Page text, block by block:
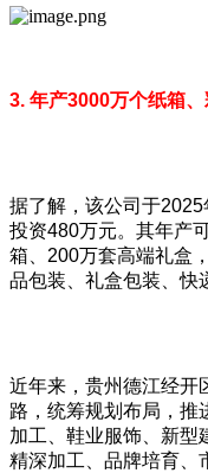
3. 年产3000万个纸箱
据了解，该公司于2025
投资480万元。其年产
箱、200万套高端礼盒
品包装、礼盒包装、快
近年来，贵州德江经开
路，统筹规划布局，推
加工、鞋业服饰、新型
精深加工、品牌培育、